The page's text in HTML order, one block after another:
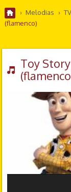
› Melodias ›
(flamenco)
Toy